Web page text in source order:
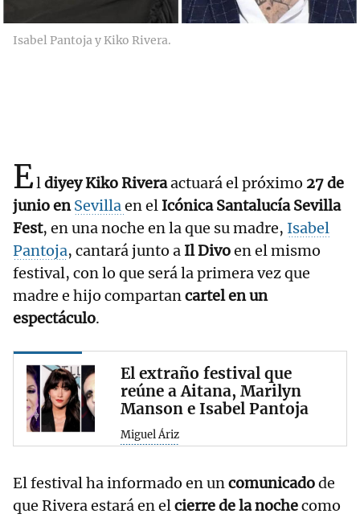
Isabel Pantoja y Kiko Rivera.
Eldiyey Kiko Riveraactuará el próximo 27 de
junio enSevillaen el Icónica Santalucía Sevilla
Fest, en una noche en la que su madre, Isabel
Pantoja, cantará junto a Il Divoen el mismo
festival, con lo que será la primera vez que
madre e hijo compartancartel en un
espectáculo.
El extraño festival que
reúne a Aitana, Marilyn
Manson e Isabel Pantoja
Miguel Áriz
El festival ha informado en uncomunicadode
que Rivera estará en elcierre de la nochecomo